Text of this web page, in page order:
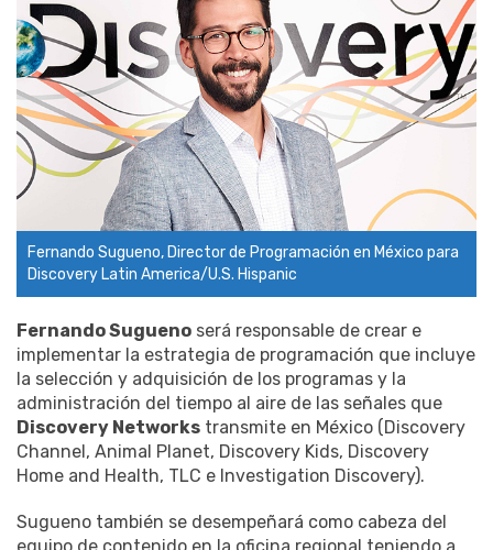
Fernando Sugueno, Director de Programación en México para
Discovery Latin America/U.S. Hispanic
Fernando Sugueno será responsable de crear e
implementar la estrategia de programación que incluye
la selección y adquisición de los programas y la
administración del tiempo al aire de las señales que
Discovery Networks transmite en México (Discovery
Channel, Animal Planet, Discovery Kids, Discovery
Home and Health, TLC e Investigation Discovery).
Sugueno también se desempeñará como cabeza del